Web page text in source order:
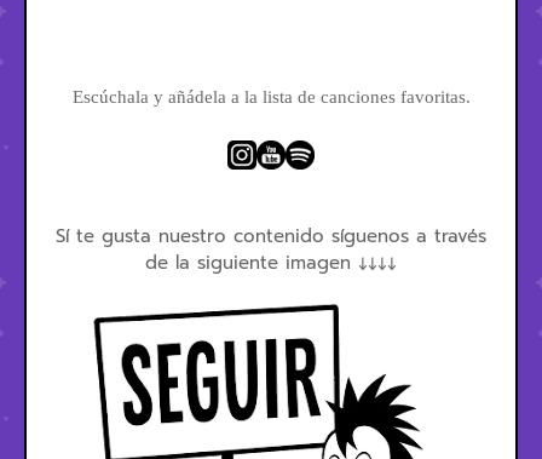
Escúchala y añádela a la lista de canciones favoritas.
Sí te gusta nuestro contenido síguenos a través
de la siguiente imagen ↓↓↓↓